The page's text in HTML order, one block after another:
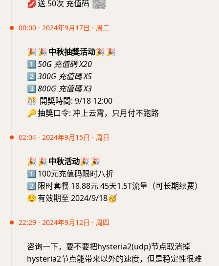
💋送 50次 充值码 918
00:00 · 2024年9月17日 · 周二
🎉🎉中秋抽獎活动🎉🎉
1️⃣50G 充值碼 X20
2️⃣300G 充值碼 X5
3️⃣800G 充值碼 X3
🎊 開獎時間: 9/18 12:00
🔑抽獎口令: 冲上云霄，只月付不跑路
02:04 · 2024年9月15日 · 周日
🎉🎉中秋活动🎉🎉
1️⃣100元充值码限时八折
2️⃣限时套餐 18.88元 45天1.5T流量（可长期续费）
😌有效期至 2024/9/18🥳
22:29 · 2024年9月12日 · 周四
咨询一下，要不要把hysteria2(udp)节点取消掉
hysteria2节点能带来以外的速度，但是稳定性很难